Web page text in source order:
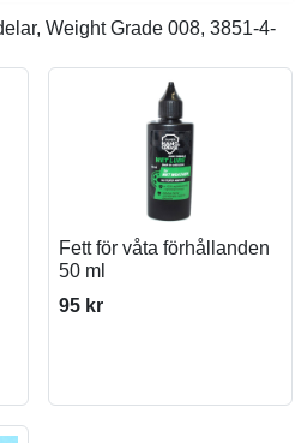
Weight Grade 008, 3851-4-
Fett för våta förhållanden
50 ml
95 kr